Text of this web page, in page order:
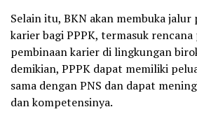
Selain itu, BKN akan membuka jalur
karier bagi PPPK, termasuk
pembinaan karier di lingkungan
demikian, PPPK dapat memiliki
sama dengan PNS dan dapat
dan kompetensinya.